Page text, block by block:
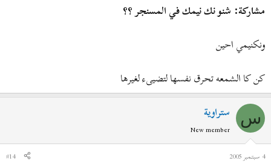
مشاركة: شنو نك نيمك في المسنجر ؟؟
ونكنيمي احين
كن كا الشمعه تحرق نفسها لتضيىء لغيرها
س ستراوية
New member
4 سبتمبر 2005
#14